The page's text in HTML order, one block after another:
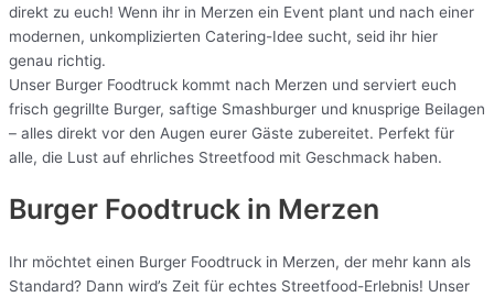
direkt zu euch! Wenn ihr in Merzen ein Event plant und nach einer
modernen, unkomplizierten Catering-Idee sucht, seid ihr hier
genau richtig.
Unser Burger Foodtruck kommt nach Merzen und serviert euch
frisch gegrillte Burger, saftige Smashburger und knusprige Beilagen
– alles direkt vor den Augen eurer Gäste zubereitet. Perfekt für
alle, die Lust auf ehrliches Streetfood mit Geschmack haben.
Burger Foodtruck in Merzen
Ihr möchtet einen Burger Foodtruck in Merzen, der mehr kann als
Standard? Dann wird’s Zeit für echtes Streetfood-Erlebnis! Unser